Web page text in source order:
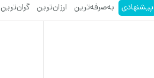
پیشنهادی
به‌صرفه‌ترین ارزان‌ترین گران‌ترین